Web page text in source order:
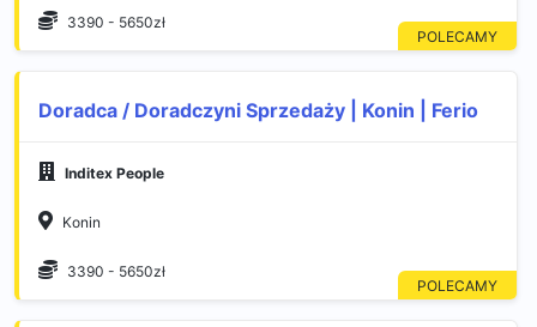
3390 - 5650zł
Doradca / Doradczyni Sprzedaży | Konin | Ferio
Inditex People
Konin
3390 - 5650zł